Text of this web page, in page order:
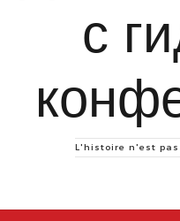
с
L'histoire n'est